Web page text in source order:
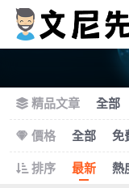
精品文章 全部
價格
全部 免
排序
最新 熱